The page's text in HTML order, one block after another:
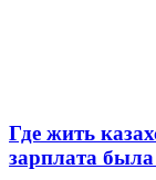
Где жить
зарплата